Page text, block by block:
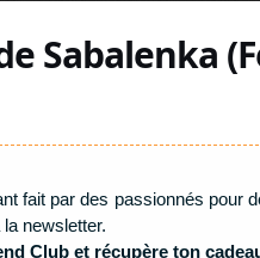
Sabalenka
fait par des passionnés pour
newsletter.
Club et récupère ton